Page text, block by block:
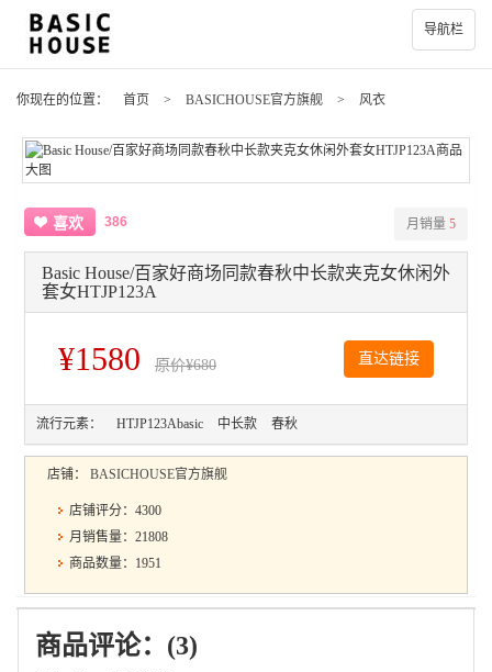
导航栏
你现在的位置： 首页 > BASICHOUSE官方旗舰 > 风衣
喜欢 386 月销量 5
Basic House/百家好商场同款春秋中长款夹克女休闲外
套女HTJP123A
¥1580 原价¥680 直达链接
流行元素： HTJP123Abasic 中长款 春秋
店铺： BASICHOUSE官方旗舰
店铺评分：4300
月销售量：21808
商品数量：1951
商品评论：(3)